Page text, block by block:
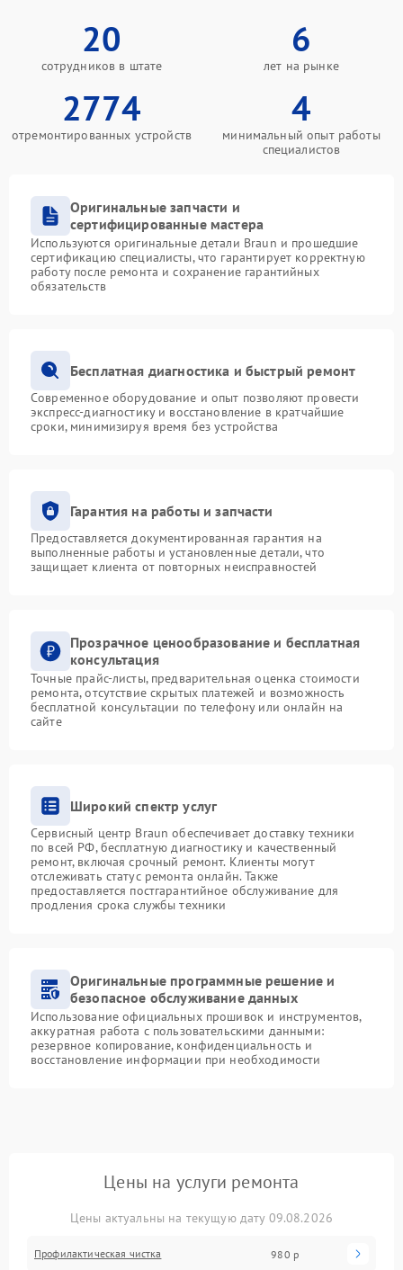
20
сотрудников в штате
6
лет на рынке
2774
отремонтированных устройств
4
минимальный опыт работы
специалистов
Оригинальные запчасти и
сертифицированные мастера
Используются оригинальные детали Braun и прошедшие
сертификацию специалисты, что гарантирует корректную
работу после ремонта и сохранение гарантийных
обязательств
Бесплатная диагностика и быстрый ремонт
Современное оборудование и опыт позволяют провести
экспресс-диагностику и восстановление в кратчайшие
сроки, минимизируя время без устройства
Гарантия на работы и запчасти
Предоставляется документированная гарантия на
выполненные работы и установленные детали, что
защищает клиента от повторных неисправностей
Прозрачное ценообразование и бесплатная
консультация
Точные прайс-листы, предварительная оценка стоимости
ремонта, отсутствие скрытых платежей и возможность
бесплатной консультации по телефону или онлайн на
сайте
Широкий спектр услуг
Сервисный центр Braun обеспечивает доставку техники
по всей РФ, бесплатную диагностику и качественный
ремонт, включая срочный ремонт. Клиенты могут
отслеживать статус ремонта онлайн. Также
предоставляется постгарантийное обслуживание для
продления срока службы техники
Оригинальные программные решение и
безопасное обслуживание данных
Использование официальных прошивок и инструментов,
аккуратная работа с пользовательскими данными:
резервное копирование, конфиденциальность и
восстановление информации при необходимости
Цены на услуги ремонта
Цены актуальны на текущую дату 09.08.2026
Профилактическая чистка 980 р